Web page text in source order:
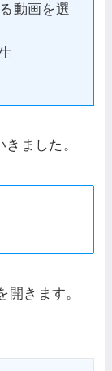
動画を選
ました。
きます。